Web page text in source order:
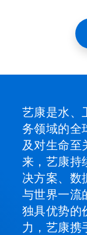
艺康是水、
务领域的全
及对生命至
来，艺康持
决方案、数
与世界一流
独具优势的
力，艺康携